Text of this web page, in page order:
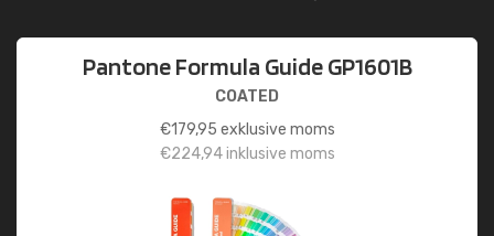
Pantone Formula Guide GP1601B
COATED
€179,95 exklusive moms
€224,94inklusive moms